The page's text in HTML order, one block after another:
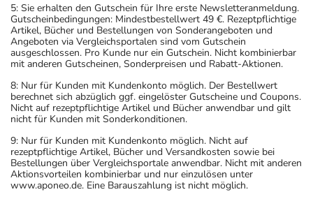
5: Sie erhalten den Gutschein für Ihre erste Newsletteranmeldung.
Gutscheinbedingungen: Mindestbestellwert 49 €. Rezeptpflichtige
Artikel, Bücher und Bestellungen von Sonderangeboten und
Angeboten via Vergleichsportalen sind vom Gutschein
ausgeschlossen. Pro Kunde nur ein Gutschein. Nicht kombinierbar
mit anderen Gutscheinen, Sonderpreisen und Rabatt-Aktionen.
8: Nur für Kunden mit Kundenkonto möglich. Der Bestellwert
berechnet sich abzüglich ggf. eingelöster Gutscheine und Coupons.
Nicht auf rezeptpflichtige Artikel und Bücher anwendbar und gilt
nicht für Kunden mit Sonderkonditionen.
9: Nur für Kunden mit Kundenkonto möglich. Nicht auf
rezeptpflichtige Artikel, Bücher und Versandkosten sowie bei
Bestellungen über Vergleichsportale anwendbar. Nicht mit anderen
Aktionsvorteilen kombinierbar und nur einzulösen unter
www.aponeo.de. Eine Barauszahlung ist nicht möglich.